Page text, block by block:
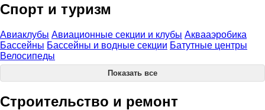
Спорт и туризм
Авиаклубы Авиационные секции и клубы Аквааэробика
Бассейны Бассейны и водные секции Батутные центры
Велосипеды
Показать все
Строительство и ремонт